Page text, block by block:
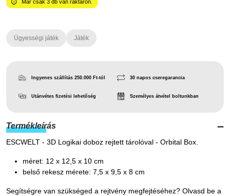
Már csak 3 db van raktáron.
Ügyességi játék Játék
Ingyenes szállítás 250.000 Ft-tól
Utánvétes fizetési lehetőség
30 napos cseregarancia
Személyes átvétel boltunkban
Termékleírás
ESCWELT - 3D Logikai doboz rejtett tárolóval - Orbital Box.
méret: 12 x 12,5 x 10 cm
belső rekesz mérete: 7,5 x 9,5 x 8 cm
Segítségre van szükséged a rejtvény megfejtéséhez? Olvasd be a